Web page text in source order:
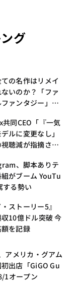
グ
の名作はリメイ
いのか？「ファ
ァンタジー」に
同CEO「『一気
ルに変更なし」
聴減が指摘され
、脚本ありテ
組がブーム YouTu
する勢い
・ストーリー5』
10億ドル突破 今
を記録
アメリカ・グアム
出店「GiGO Gu
1オープン